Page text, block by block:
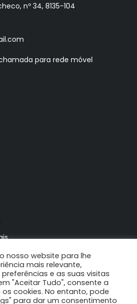
nº 34, 8135-104
para rede móvel
nosso website para lhe
mais relevante,
e as suas visitas
"Aceitar Tudo", consente a
os cookies. No entanto, pode
para dar um consentimento